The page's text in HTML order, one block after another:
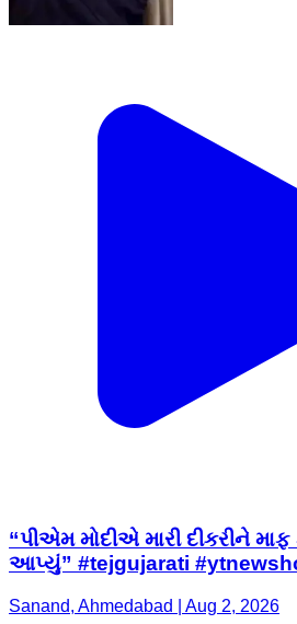
“પીએમ મોદીએ મારી દીકરીને
આપ્યું” #tejgujarati
Sanand, Ahmedabad | Aug 2, 2026